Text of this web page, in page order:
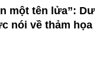
một tên lửa”: Dư
nói về thảm họa